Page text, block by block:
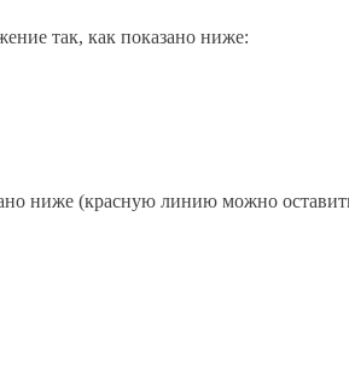
так, как показано ниже:
ниже (красную линию можно